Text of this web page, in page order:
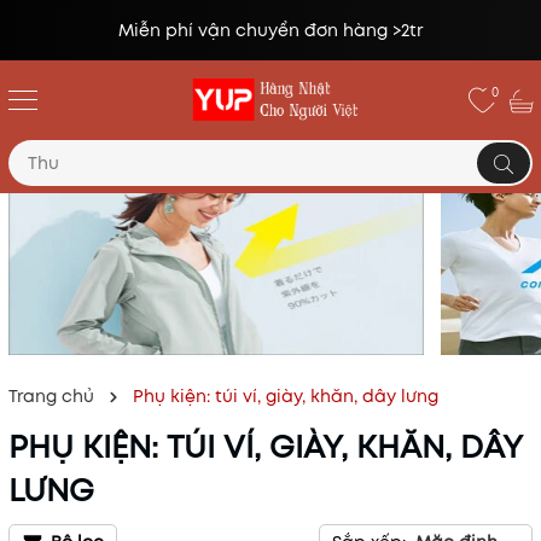
Đổi trả miễn phí lên tới 14
0
Trang chủ Phụ kiện: túi ví, giày, khăn, dây lưng
PHỤ KIỆN: TÚI VÍ, GIÀY, KHĂN, DÂY
LƯNG